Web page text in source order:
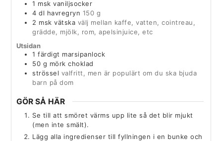
1 msk vaniljsocker
4 dl havregryn 150 g
2 msk vätska välj mellan kaffe, vatten, cointreau,
grädde, mjölk, rom, apelsinjuice, etc
Utsidan
1 färdigt marsipanlock
50 g mörk choklad
strössel valfritt, men är populärt om du ska bjuda
barn på dom
GÖR SÅ HÄR
Se till att smöret värms upp lite så det blir mjukt
(men inte smält).
Lägg alla ingredienser till fyllningen i en bunke och